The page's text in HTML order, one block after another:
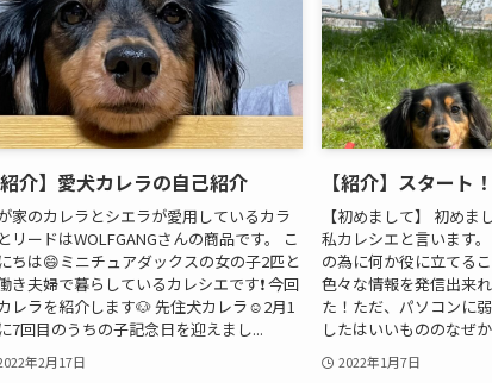
紹介】愛犬カレラの自己紹介
家のカレラとシエラが愛用しているカラ
リードはWOLFGANGさんの商品です。 こ
ちは😄ミニチュアダックスの女の子2匹と
き夫婦で暮らしているカレシエです❗️ 今回
レラを紹介します🐶 先住犬カレラ☺️2月1
7回目のうちの子記念日を迎えまし...
年2月17日
【紹介】スタート！
【初めまして】 初めま
私カレシエと言います
の為に何か役に立てる
色々な情報を発信出来
た！ただ、パソコンに
したはいいもののなぜ
2022年1月7日